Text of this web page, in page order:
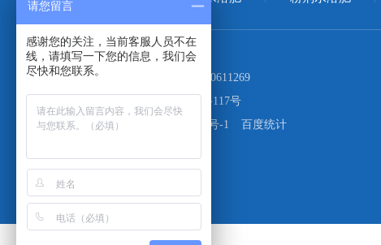
电话：
17660611269
青岛市市北区山东路117号
备案号：
鲁ICP备19063926号-1 百度统计
请您留言
感谢您的关注，当前客服人员不在
线，请填写一下您的信息，我们会
尽快和您联系。